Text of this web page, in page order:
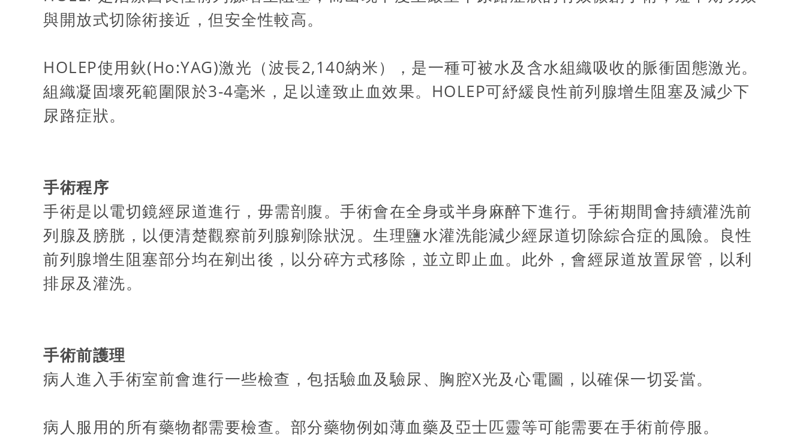
與開放式切除術接近，但安全性較高。
HOLEP使用鈥(Ho:YAG)激光（波長2,140納米），是一種可被水及含水組織吸收的脈衝固態激光。
組織凝固壞死範圍限於3-4毫米，足以達致止血效果。HOLEP可紓緩良性前列腺增生阻塞及減少下
尿路症狀。
手術程序
手術是以電切鏡經尿道進行，毋需剖腹。手術會在全身或半身麻醉下進行。手術期間會持續灌洗前
列腺及膀胱，以便清楚觀察前列腺剜除狀況。生理鹽水灌洗能減少經尿道切除綜合症的風險。良性
前列腺增生阻塞部分均在剜出後，以分碎方式移除，並立即止血。此外，會經尿道放置尿管，以利
排尿及灌洗。
手術前護理
病人進入手術室前會進行一些檢查，包括驗血及驗尿、胸腔X光及心電圖，以確保一切妥當。
病人服用的所有藥物都需要檢查。部分藥物例如薄血藥及亞士匹靈等可能需要在手術前停服。